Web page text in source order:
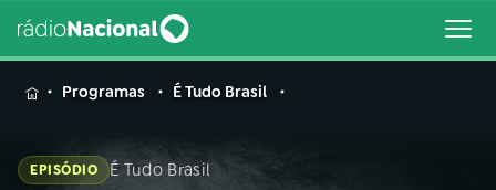
MENUProgramas É Tudo Brasil
EPISÓDIO É Tudo Brasil